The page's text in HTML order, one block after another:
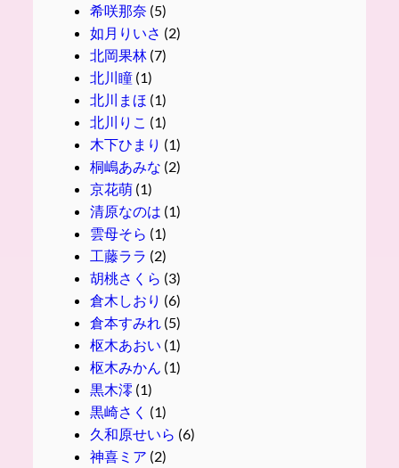
希咲那奈 (5)
如月りいさ (2)
北岡果林(7)
北川瞳(1)
北川まほ (1)
北川りこ (1)
木下ひまり (1)
桐嶋あみな (2)
京花萌(1)
清原なのは (1)
雲母そら (1)
工藤ララ (2)
胡桃さくら (3)
倉木しおり (6)
倉本すみれ(5)
枢木あおい (1)
枢木みかん (1)
黒木澪 (1)
黒崎さく (1)
久和原せいら (6)
神喜ミア (2)